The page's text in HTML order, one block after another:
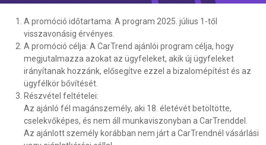
A promóció időtartama: A program 2025. július 1-től
visszavonásig érvényes.
A promóció célja: A CarTrend ajánlói program célja, hogy
megjutalmazza azokat az ügyfeleket, akik új ügyfeleket
irányítanak hozzánk, elősegítve ezzel a bizalomépítést és az
ügyfélkör bővítését.
Részvétel feltételei:
Az ajánló fél magánszemély, aki 18. életévét betöltötte,
cselekvőképes, és nem áll munkaviszonyban a CarTrenddel.
Az ajánlott személy korábban nem járt a CarTrendnél vásárlási